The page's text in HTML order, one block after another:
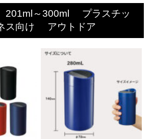
201ml～300ml
プラスチッ
ス向け アウトドア